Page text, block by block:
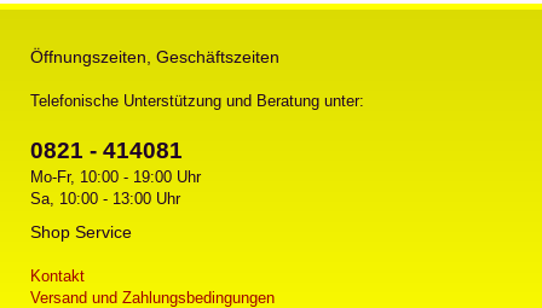
Öffnungszeiten, Geschäftszeiten
Telefonische Unterstützung und Beratung unter:
0821 - 414081
Mo-Fr, 10:00 - 19:00 Uhr
Sa, 10:00 - 13:00 Uhr
Shop Service
Kontakt
Versand und Zahlungsbedingungen